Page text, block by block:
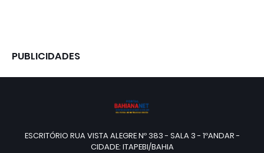
PUBLICIDADES
ESCRITÓRIO RUA VISTA ALEGRE Nº 383 - SALA 3 - 1ºANDAR -
CIDADE: ITAPEBI/BAHIA